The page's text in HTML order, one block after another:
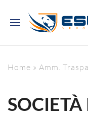
Home » Amm.
SOCIETÀ